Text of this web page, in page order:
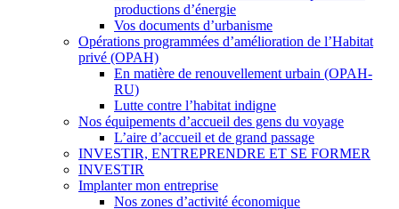
productions d’énergie
Vos documents d’urbanisme
Opérations programmées d’amélioration de l’Habitat
privé (OPAH)
En matière de renouvellement urbain (OPAH-
RU)
Lutte contre l’habitat indigne
Nos équipements d’accueil des gens du voyage
L’aire d’accueil et de grand passage
INVESTIR, ENTREPRENDRE ET SE FORMER
INVESTIR
Implanter mon entreprise
Nos zones d’activité économique